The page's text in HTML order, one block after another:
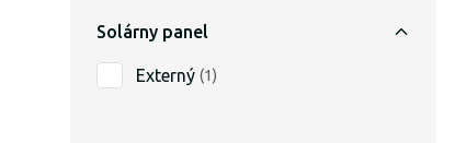
Solárny panel
Externý (1)